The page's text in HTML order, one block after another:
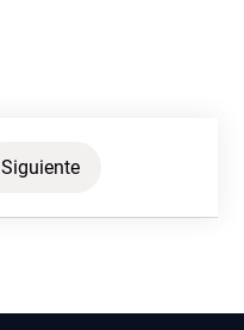
Siguiente